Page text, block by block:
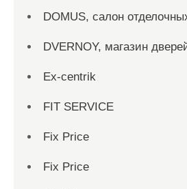
DOMUS, салон
DVERNOY, магазин
Ex-centrik
FIT SERVICE
Fix Price
Fix Price